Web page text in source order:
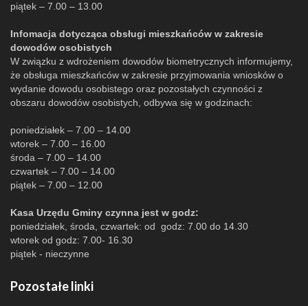
piątek – 7.00 – 13.00
Infomacja dotycząca obsługi mieszkańców w zakresie
dowodów osobistych
W związku z wdrożeniem dowodów biometrycznych informujemy,
że obsługa mieszkańców w zakresie przyjmowania wniosków o
wydanie dowodu osobistego oraz pozostałych czynności z
obszaru dowodów osobistych, odbywa się w godzinach:
poniedziałek – 7.00 – 14.00
wtorek – 7.00 – 16.00
środa – 7.00 – 14.00
czwartek – 7.00 – 14.00
piątek – 7.00 – 12.00
Kasa Urzędu Gminy czynna jest w godz:
poniedziałek, środa, czwartek: od godz: 7.00 do 14.30
wtorek od godz: 7.00- 16.30
piątek - nieczynne
Pozostałe linki